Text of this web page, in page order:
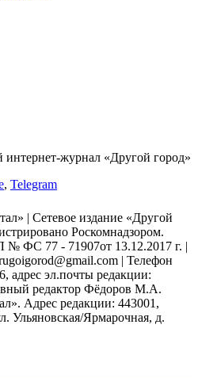
интернет-журнал «Другой город»
, Telegram
| Сетевое издание «Другой
Роскомнадзором.
№ ФС 77 - 71907от 13.12.2017 г. |
| Телефон
адрес эл.почты редакции:
редактор Фёдоров М.А.
Адрес редакции: 443001,
Ульяновская/Ярмарочная, д.